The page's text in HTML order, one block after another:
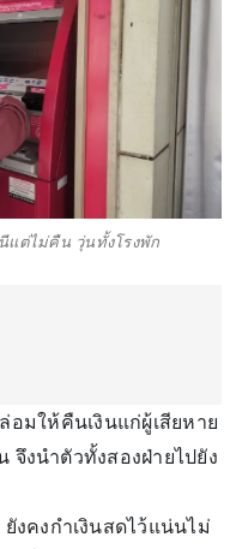
แต่ไม่คืน วุ่นทั้งโรงพัก
อมให้คืนเงินแก่ผู้เสียหาย
จึงนำตัวทั้งสองฝ่ายไปยัง
งคงกำเงินสดไว้แน่นไม่